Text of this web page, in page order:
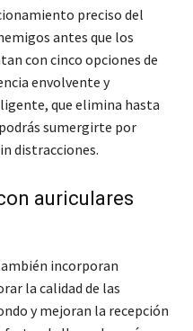
preciso del
antes que los
con cinco opciones de
envolvente y
que elimina hasta
sumergirte por
distracciones.
auriculares
incorporan
la calidad de las
y mejoran la recepción